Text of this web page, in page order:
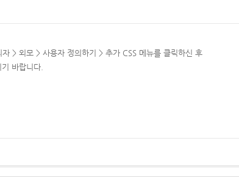
> 외모 > 사용자 정의하기 > 추가 CSS 메뉴를 클릭하신 후
바랍니다.